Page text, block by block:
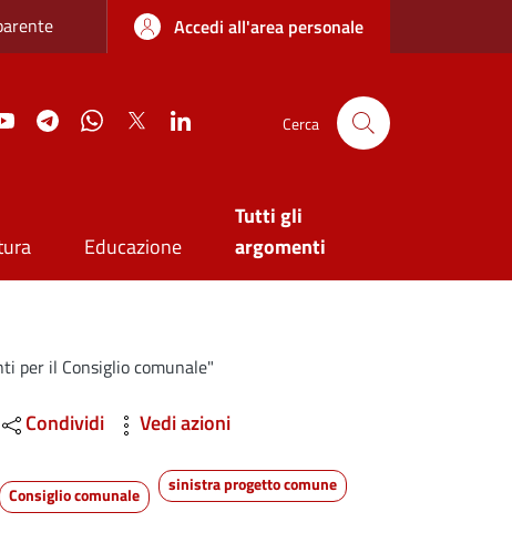
sottileAccedi all'area personale
YouTubeTelegramWhatsApp
Twitter Cerca
Educazione
Tutti gli
argomenti
per il Consiglio comunale"
Condividi Vedi azioni
Consiglio comunale sinistra progetto comune